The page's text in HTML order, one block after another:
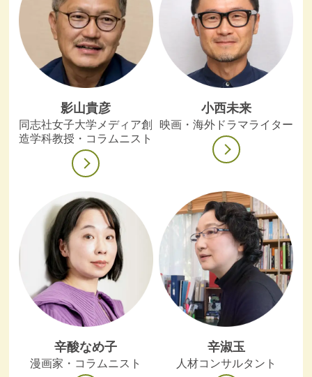
影山貴彦
同志社女子大学メディア創
造学科教授・コラムニスト
小西未来
映画・海外ドラマライター
辛酸なめ子
漫画家・コラムニスト
辛淑玉
人材コンサルタント